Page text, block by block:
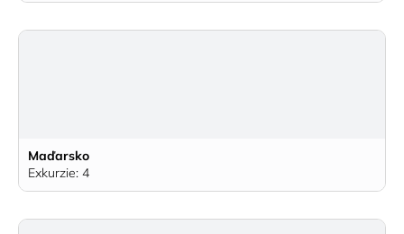
Maďarsko
Exkurzie: 4